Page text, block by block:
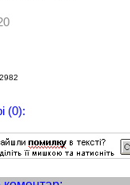
(0):